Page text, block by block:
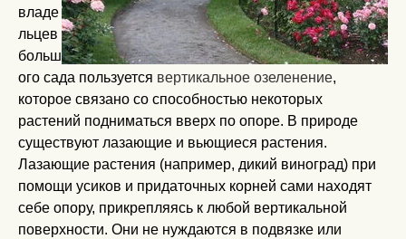
владе
льцев
больш
ого сада пользуется вертикальное озеленение,
которое связано со способностью некоторых
растений подниматься вверх по опоре. В природе
существуют лазающие и вьющиеся растения.
Лазающие растения (например, дикий виноград) при
помощи усиков и придаточных корней сами находят
себе опору, прикрепляясь к любой вертикальной
поверхности. Они не нуждаются в подвязке или